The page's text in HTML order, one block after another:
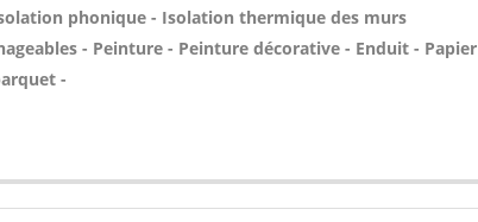
phonique - Isolation thermique des murs
- Peinture - Peinture décorative - Enduit - Papier
-